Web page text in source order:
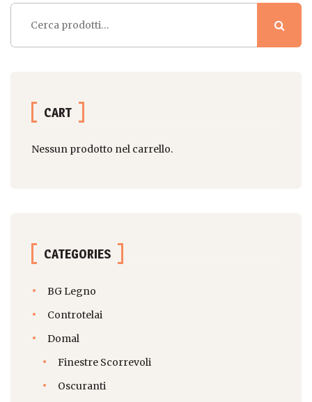
Cerca:
CART
Nessun prodotto nel carrello.
CATEGORIES
BG Legno
Controtelai
Domal
Finestre Scorrevoli
Oscuranti